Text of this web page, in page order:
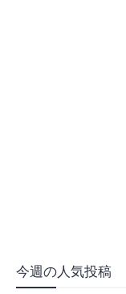
今週の人気投稿